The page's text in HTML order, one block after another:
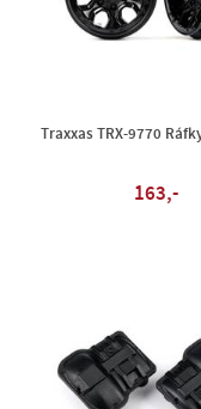
Traxxas TRX-9770
163,-